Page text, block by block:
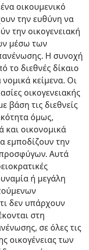
οικουμενικό
την ευθύνη να
την οικογενειακή
μέσω των
Η συνοχή
το διεθνές δίκαιο
κείμενα. Οι
οικογενειακής
βάση τις διεθνείς
όμως,
και οικονομικά
εμποδίζουν την
Αυτά
ή μεγάλη
δεν υπάρχουν
στη
σε όλες τις
οικογένειας των